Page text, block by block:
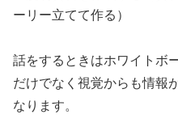
ーリー立てて作る）
話をするときはホワイトボ
だけでなく視覚からも情報
なります。